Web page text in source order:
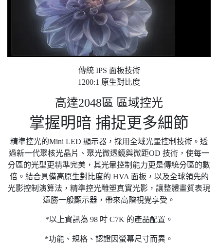
傳統 IPS 面板技術
1200:1 原生對比度
高達2048區 區域控光
掌握明暗 捕捉更多細節
精準控光的Mini LED 顯示器，採用全域光暈控制技術。透
過新一代聚核光晶片、聚光微透鏡與微距OD 技術，使每一
分區的光型更精準完美，其光暈控制能力更是傳統分區的數
倍。結合具備高原生對比度的 HVA 面板，以及全球領先的
光影控制演算法，精準控光雕塑真實光影，讓整體畫質表現
遠勝一般顯示器，帶來高階視覺享受。
*以上資訊為 98 吋 C7K 的產品配置。
*功能、規格、認證因螢幕尺寸而異。